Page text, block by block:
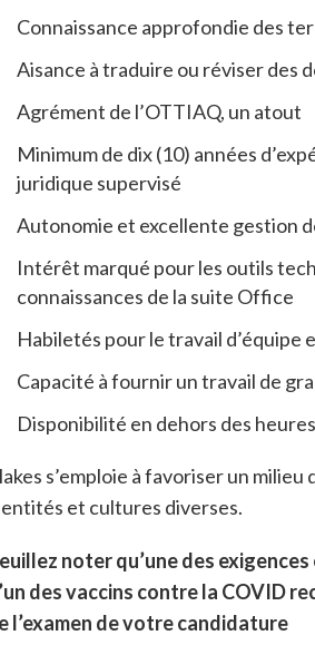
Connaissance approfondie des
Aisance à traduire ou réviser des
Agrément de l’OTTIAQ, un atout
Minimum de dix (10) années
juridique supervisé
Autonomie et excellente gestion
Intérêt marqué pour les outils
connaissances de la suite Office
Habiletés pour le travail
Capacité à fournir un travail de
Disponibilité en dehors des
s’emploie à favoriser un
et cultures diverses.
noter qu’une des
des vaccins contre la COVID
l’examen de votre candidature